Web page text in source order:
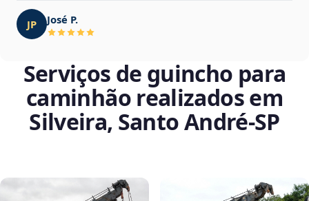
JP José P.
Serviços de guincho para
caminhão realizados em
Silveira, Santo André‑SP